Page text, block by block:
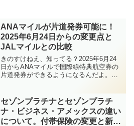
ANAマイルが片道発券可能に！
2025年6月24日からの変更点と
JALマイルとの比較
きのすけねえ、知ってる？2025年6月24
日からANAマイルで国際線特典航空券の
片道発券ができるようになるんだよ。き
たものね。2025年6月24日以降、ANAマ
イルを利用...
セゾンプラチナとセゾンプラチ
ナ・ビジネス・アメックスの違い
について。付帯保険の変更と新サ